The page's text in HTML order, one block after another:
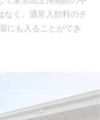
なく、通常入館料のチ
にも入ることができ